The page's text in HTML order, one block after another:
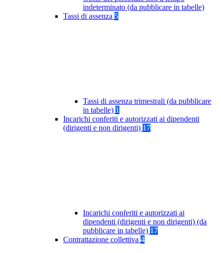
indeterminato (da pubblicare in tabelle)
Tassi di assenza 5
Tassi di assenza trimestrali (da pubblicare
in tabelle) 1
Incarichi conferiti e autorizzati ai dipendenti
(dirigenti e non dirigenti) 17
Incarichi conferiti e autorizzati ai
dipendenti (dirigenti e non dirigenti) (da
pubblicare in tabelle) 17
Contrattazione collettiva 4